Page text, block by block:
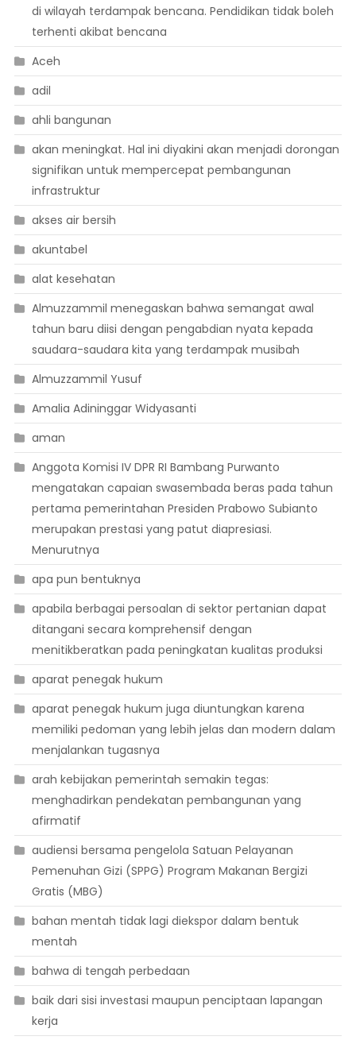
di wilayah terdampak bencana. Pendidikan tidak boleh
terhenti akibat bencana
Aceh
adil
ahli bangunan
akan meningkat. Hal ini diyakini akan menjadi dorongan
signifikan untuk mempercepat pembangunan
infrastruktur
akses air bersih
akuntabel
alat kesehatan
Almuzzammil menegaskan bahwa semangat awal
tahun baru diisi dengan pengabdian nyata kepada
saudara-saudara kita yang terdampak musibah
Almuzzammil Yusuf
Amalia Adininggar Widyasanti
aman
Anggota Komisi IV DPR RI Bambang Purwanto
mengatakan capaian swasembada beras pada tahun
pertama pemerintahan Presiden Prabowo Subianto
merupakan prestasi yang patut diapresiasi.
Menurutnya
apa pun bentuknya
apabila berbagai persoalan di sektor pertanian dapat
ditangani secara komprehensif dengan
menitikberatkan pada peningkatan kualitas produksi
aparat penegak hukum
aparat penegak hukum juga diuntungkan karena
memiliki pedoman yang lebih jelas dan modern dalam
menjalankan tugasnya
arah kebijakan pemerintah semakin tegas:
menghadirkan pendekatan pembangunan yang
afirmatif
audiensi bersama pengelola Satuan Pelayanan
Pemenuhan Gizi (SPPG) Program Makanan Bergizi
Gratis (MBG)
bahan mentah tidak lagi diekspor dalam bentuk
mentah
bahwa di tengah perbedaan
baik dari sisi investasi maupun penciptaan lapangan
kerja